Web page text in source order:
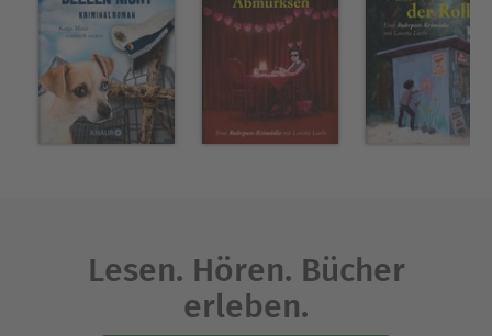
Lesen. Hören. Bücher
erleben.